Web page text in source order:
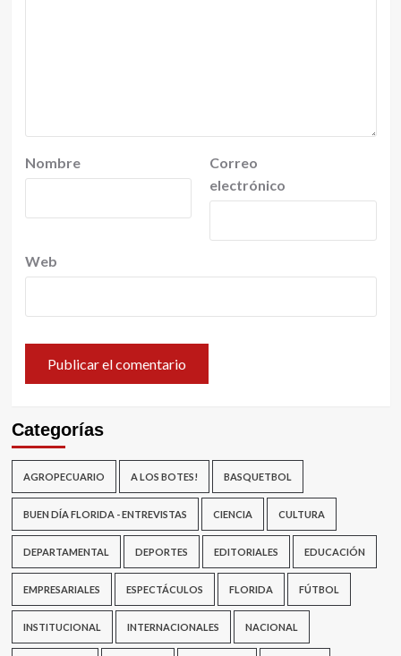
Nombre
Correo
electrónico
Web
Categorías
AGROPECUARIO A LOS BOTES! BASQUETBOL
BUEN DÍA FLORIDA - ENTREVISTAS CIENCIA CULTURA
DEPARTAMENTAL DEPORTES EDITORIALES EDUCACIÓN
EMPRESARIALES ESPECTÁCULOS FLORIDA FÚTBOL
INSTITUCIONAL INTERNACIONALES NACIONAL